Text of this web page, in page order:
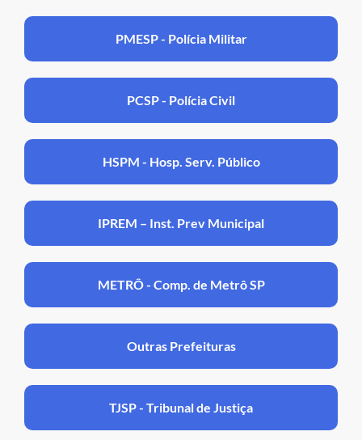
PMESP - Polícia Militar
PCSP - Polícia Civil
HSPM - Hosp. Serv. Público
IPREM – Inst. Prev Municipal
METRÔ - Comp. de Metrô SP
Outras Prefeituras
TJSP - Tribunal de Justiça